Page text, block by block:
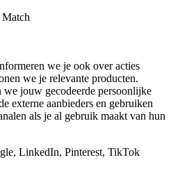
we je ook over acties
we je relevante producten.
jouw gecodeerde persoonlijke
externe aanbieders en gebruiken
als je al gebruik maakt van hun
LinkedIn, Pinterest, TikTok